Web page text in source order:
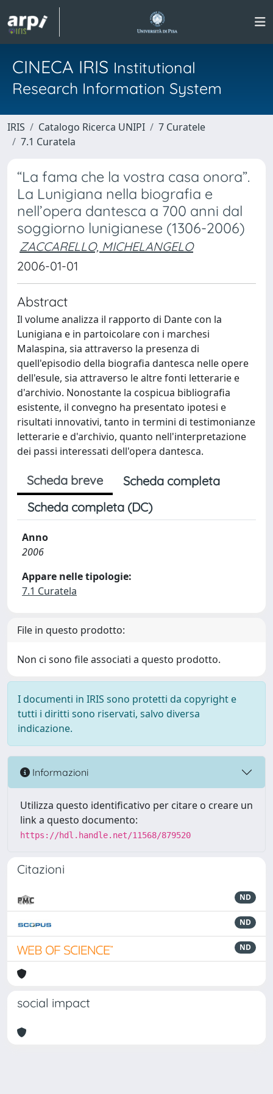
CINECA IRIS Institutional
Research Information System
IRIS Catalogo Ricerca UNIPI
7 Curatele
7.1 Curatela
“La fama che la vostra casa onora”.
La Lunigiana nella biografia e
nell’opera dantesca a 700 anni dal
soggiorno lunigianese (1306-2006)
ZACCARELLO, MICHELANGELO
2006-01-01
Abstract
Il volume analizza il rapporto di Dante con la
Lunigiana e in partoicolare con i marchesi
Malaspina, sia attraverso la presenza di
quell'episodio della biografia dantesca nelle opere
dell'esule, sia attraverso le altre fonti letterarie e
d'archivio. Nonostante la cospicua bibliografia
esistente, il convegno ha presentato ipotesi e
risultati innovativi, tanto in termini di testimonianze
letterarie e d'archivio, quanto nell'interpretazione
dei passi interessati dell'opera dantesca.
Scheda breve
Scheda completa
Scheda completa (DC)
Anno
2006
Appare nelle tipologie:
7.1 Curatela
File in questo prodotto:
Non ci sono file associati a questo prodotto.
I documenti in IRIS sono protetti da copyright e
tutti i diritti sono riservati, salvo diversa
indicazione.
Informazioni
Utilizza questo identificativo per citare o creare un
link a questo documento:
https://hdl.handle.net/11568/879520
Citazioni
ND
ND
ND
social impact